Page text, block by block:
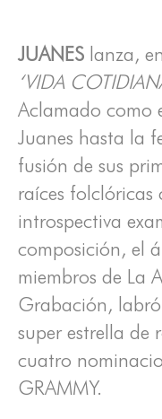
JUANES lanza,
‘VIDA
Aclamado como
Juanes hasta la
fusión de sus
raíces
introspectiva
composición, el
miembros de La
Grabación,
super estrella de
cuatro
GRAMMY.